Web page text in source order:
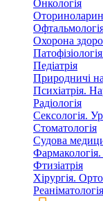
Онкологія
Охорона
Педіатрія
Природничі
Психіатрія.
Радіологія
Сексологія.
Стоматологія
Судова
Фтизіатрія
Хірургія.
Реаніматологія